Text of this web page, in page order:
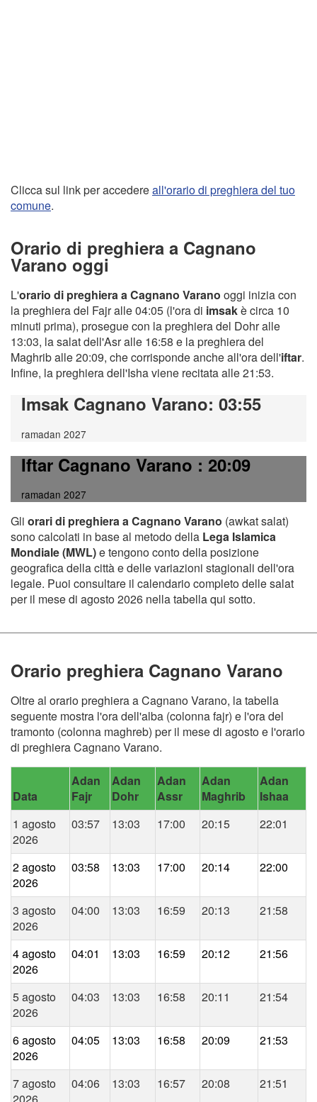
Clicca sul link per accedereall'orario di preghiera del tuo
comune.
Orario di preghiera a Cagnano
Varano oggi
L'orario di preghiera a Cagnano Varano oggi inizia con
la preghiera del Fajr alle 04:05 (l'ora di imsakè circa 10
minuti prima), prosegue con la preghiera del Dohr alle
13:03, la salat dell'Asr alle 16:58 e la preghiera del
Maghrib alle 20:09, che corrisponde anche all'ora dell'iftar.
Infine, la preghiera dell'Isha viene recitata alle 21:53.
Imsak Cagnano Varano: 03:55
ramadan 2027
Iftar Cagnano Varano: 20:09
ramadan 2027
Gli orari di preghiera a Cagnano Varano (awkat salat)
sono calcolati in base al metodo della Lega Islamica
Mondiale (MWL)e tengono conto della posizione
geografica della città e delle variazioni stagionali dell'ora
legale. Puoi consultare il calendario completo delle salat
per il mese di agosto 2026 nella tabella qui sotto.
Orario preghiera Cagnano Varano
Oltre al orario preghiera a Cagnano Varano, la tabella
seguente mostra l'ora dell'alba (colonna fajr) e l'ora del
tramonto (colonna maghreb) per il mese di agosto e l'orario
di preghiera Cagnano Varano.
Data
Adan
Fajr
Adan
Dohr
Adan
Assr
Adan
Maghrib
Adan
Ishaa
1 agosto
2026
03:57 13:03 17:00 20:15 22:01
2 agosto
2026
03:58 13:03 17:00 20:14 22:00
3 agosto
2026
04:00 13:03 16:59 20:13 21:58
4 agosto
2026
04:01 13:03 16:59 20:12 21:56
5 agosto
2026
04:03 13:03 16:58 20:11 21:54
6 agosto
2026
04:05 13:03 16:58 20:09 21:53
7 agosto
04:06 13:03 16:57 20:08 21:51